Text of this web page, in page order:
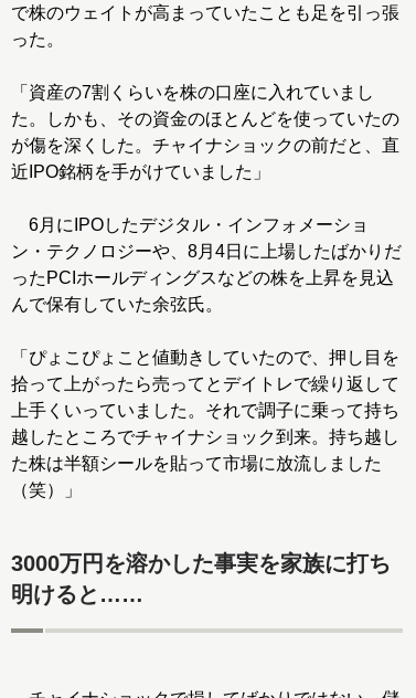
で株のウェイトが高まっていたことも足を引っ張
った。
「資産の7割くらいを株の口座に入れていまし
た。しかも、その資金のほとんどを使っていたの
が傷を深くした。チャイナショックの前だと、直
近IPO銘柄を手がけていました」
6月にIPOしたデジタル・インフォメーショ
ン・テクノロジーや、8月4日に上場したばかりだ
ったPCIホールディングスなどの株を上昇を見込
んで保有していた余弦氏。
「ぴょこぴょこと値動きしていたので、押し目を
拾って上がったら売ってとデイトレで繰り返して
上手くいっていました。それで調子に乗って持ち
越したところでチャイナショック到来。持ち越し
た株は半額シールを貼って市場に放流しました
（笑）」
3000万円を溶かした事実を家族に打ち
明けると……